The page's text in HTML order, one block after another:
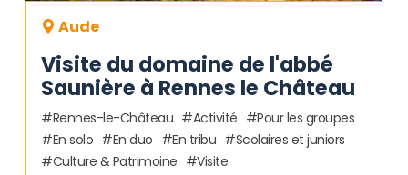
Visite du domaine de l'abbé
Saunière à Rennes le Château
Aude
Rennes-le-Château Activité
Pour les groupes
En solo
En duo En tribu
Scolaires et juniors
Culture & Patrimoine
Visite